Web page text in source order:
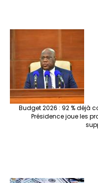
Budget 2026 : 92 % déjà
Présidence joue les